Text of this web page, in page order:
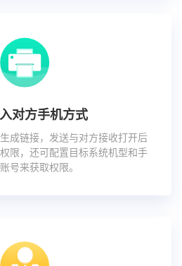
对方手机方式
成链接，发送与对方接收打开后
限，还可配置目标系统机型和手
号来获取权限。